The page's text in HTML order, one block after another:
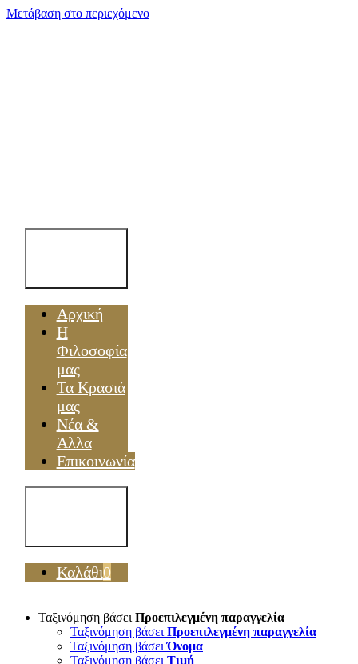
Μετάβαση στο περιεχόμενο
Αρχική
Η
Φιλοσοφία
μας
Τα Κρασιά
μας
Νέα &
Άλλα
Επικοινωνία
Καλάθι0
Ταξινόμηση βάσει Προεπιλεγμένη παραγγελία
Ταξινόμηση βάσει Προεπιλεγμένη παραγγελία
Ταξινόμηση βάσειΌνομα
Ταξινόμηση βάσει Τιμή